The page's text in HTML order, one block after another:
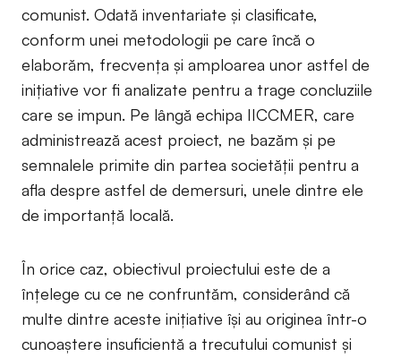
comunist. Odată inventariate și clasificate,
conform unei metodologii pe care încă o
elaborăm, frecvența și amploarea unor astfel de
inițiative vor fi analizate pentru a trage concluziile
care se impun. Pe lângă echipa IICCMER, care
administrează acest proiect, ne bazăm și pe
semnalele primite din partea societății pentru a
afla despre astfel de demersuri, unele dintre ele
de importanță locală.
În orice caz, obiectivul proiectului este de a
înțelege cu ce ne confruntăm, considerând că
multe dintre aceste inițiative își au originea într-o
cunoaștere insuficientă a trecutului comunist și